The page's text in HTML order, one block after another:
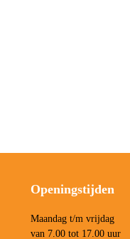
Openingstijden
Maandag t/m vrijdag
van 7.00 tot 17.00 uur